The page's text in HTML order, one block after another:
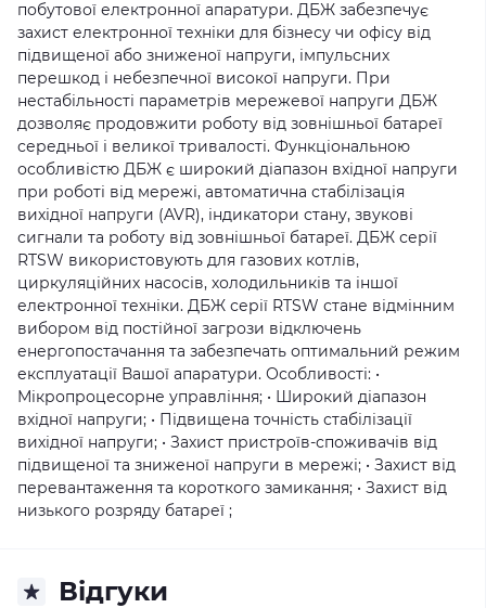
побутової електронної апаратури. ДБЖ забезпечує
захист електронної техніки для бізнесу чи офісу від
підвищеної або зниженої напруги, імпульсних
перешкод і небезпечної високої напруги. При
нестабільності параметрів мережевої напруги ДБЖ
дозволяє продовжити роботу від зовнішньої батареї
середньої і великої тривалості. Функціональною
особливістю ДБЖ є широкий діапазон вхідної напруги
при роботі від мережі, автоматична стабілізація
вихідної напруги (AVR), індикатори стану, звукові
сигнали та роботу від зовнішньої батареї. ДБЖ серії
RTSW використовують для газових котлів,
циркуляційних насосів, холодильників та іншої
електронної техніки. ДБЖ серії RTSW стане відмінним
вибором від постійної загрози відключень
енергопостачання та забезпечать оптимальний режим
експлуатації Вашої апаратури. Особливості: •
Мікропроцесорне управління; • Широкий діапазон
вхідної напруги; • Підвищена точність стабілізації
вихідної напруги; • Захист пристроїв-споживачів від
підвищеної та зниженої напруги в мережі; • Захист від
перевантаження та короткого замикання; • Захист від
низького розряду батареї ;
Відгуки